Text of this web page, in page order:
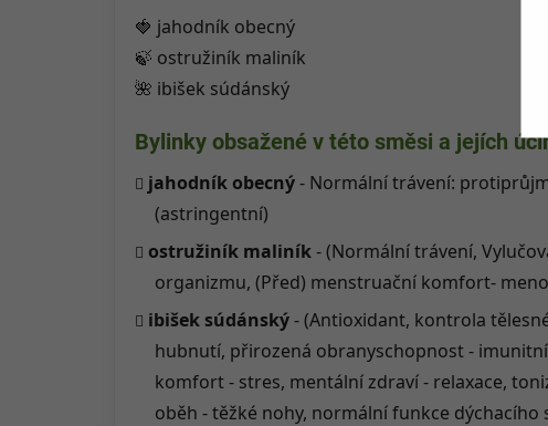
🍓 jahodník obecný
🍃 ostružiník maliník
🌺 ibišek súdánský
Bylinky obsažené v této směsi a jejích
jahodník obecný- Normální trávení:
(astringentní)
ostružiník maliník- (Normální trávení,
organizmu, (Před) menstruační komfort-
ibišek súdánský- (Antioxidant, kontrola
hubnutí, přirozená obranyschopnost -
komfort - stres, mentální zdraví - relaxace,
oběh - těžké nohy, normální funkce dýchacího